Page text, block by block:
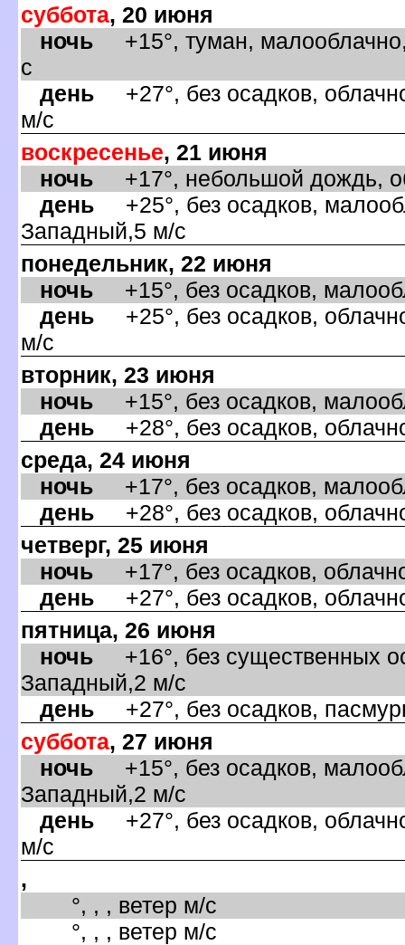
суббота, 20 июня
ночь +15°, туман,
с
день +27°, без осадков,
м/с
оскресенье, 21 июня
ночь +17°, небольшой дождь,
день +25°, без осадков,
Западный,5 м/с
понедельник, 22 июня
ночь +15°, без осадков,
день +25°, без осадков,
м/с
торник, 23 июня
ночь +15°, без осадков,
день +28°, без осадков,
среда, 24 июня
ночь +17°, без осадков,
день +28°, без осадков,
четверг, 25 июня
ночь +17°, без осадков,
день +27°, без осадков,
пятница, 26 июня
ночь +16°, без существенных
Западный,2 м/с
день +27°, без осадков,
суббота, 27 июня
ночь +15°, без осадков,
Западный,2 м/с
день +27°, без осадков,
м/с
,
°, , , ветер м/с
°, , , ветер м/с